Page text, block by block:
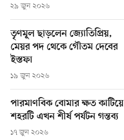
২৯ জুন ২০২৬
তৃণমূল ছাড়লেন জ্যোতিপ্রিয়,
মেয়র পদ থেকে গৌতম দেবের
ইস্তফা
১৯ জুন ২০২৬
পারমাণবিক বোমার ক্ষত কাটিয়ে
শহরটি এখন শীর্ষ পর্যটন গন্তব্য
১৭ জুন ২০২৬